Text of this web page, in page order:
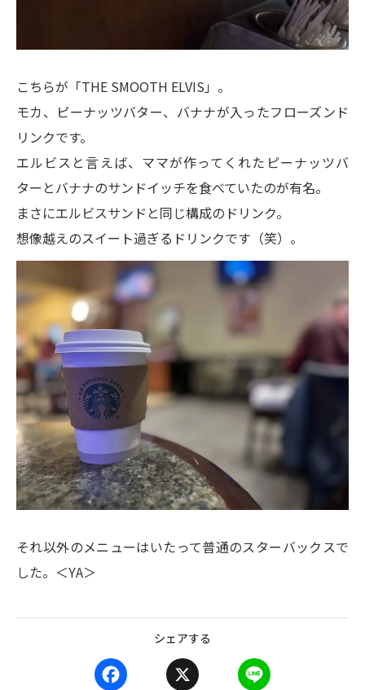
こちらが「THE SMOOTH ELVIS」。
モカ、ピーナッツバター、バナナが入ったフローズンド
リンクです。
エルビスと言えば、ママが作ってくれたピーナッツバ
ターとバナナのサンドイッチを食べていたのが有名。
まさにエルビスサンドと同じ構成のドリンク。
想像越えのスイート過ぎるドリンクです（笑）。
それ以外のメニューはいたって普通のスターバックスで
した。＜YA＞
シェアする